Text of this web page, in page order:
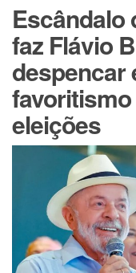
Escândalo
faz Flávio
despencar
eleições